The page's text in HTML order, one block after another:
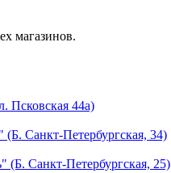
магазинов.
Псковская 44а)
Санкт-Петербургская, 34)
(Б. Санкт-Петербургская, 25)